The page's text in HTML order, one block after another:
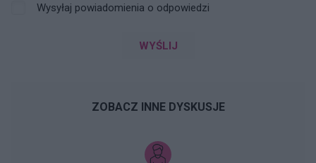
Wysyłaj powiadomienia o odpowiedzi
WYŚLIJ
ZOBACZ INNE DYSKUSJE